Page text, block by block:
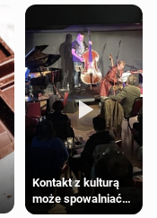
Kontakt z kulturą
może spowalniać
starzenie